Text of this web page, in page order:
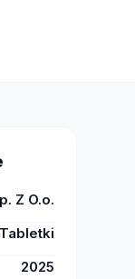
Z O.o.
Tabletki
2025